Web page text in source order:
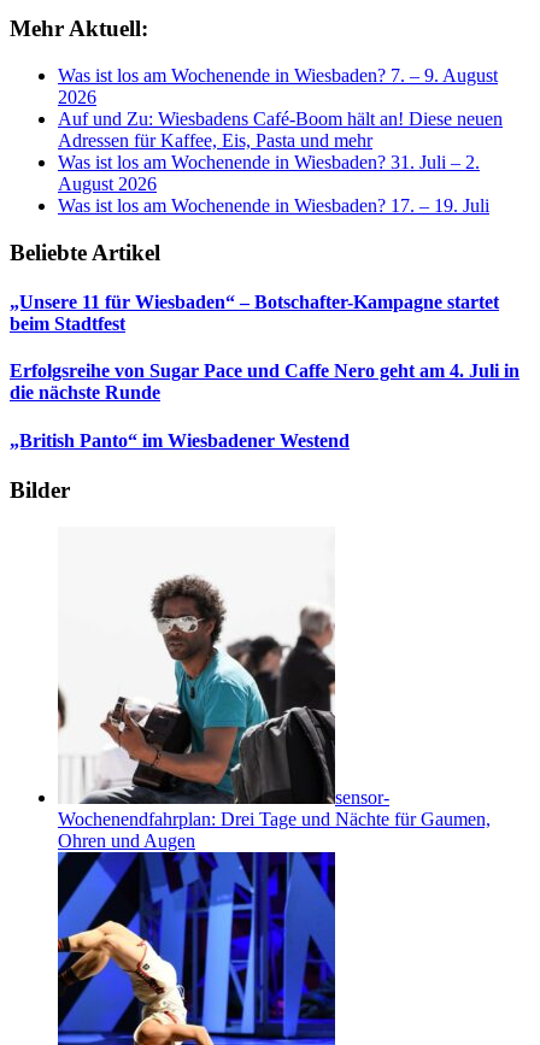
Mehr Aktuell:
Was ist los am Wochenende in Wiesbaden? 7. – 9. August
2026
Auf und Zu: Wiesbadens Café-Boom hält an! Diese neuen
Adressen für Kaffee, Eis, Pasta und mehr
Was ist los am Wochenende in Wiesbaden? 31. Juli – 2.
August 2026
Was ist los am Wochenende in Wiesbaden? 17. – 19. Juli
Beliebte Artikel
„Unsere 11 für Wiesbaden“ – Botschafter-Kampagne startet
beim Stadtfest
Erfolgsreihe von Sugar Pace und Caffe Nero geht am 4. Juli in
die nächste Runde
„British Panto“ im Wiesbadener Westend
Bilder
sensor-
Wochenendfahrplan: Drei Tage und Nächte für Gaumen,
Ohren und Augen